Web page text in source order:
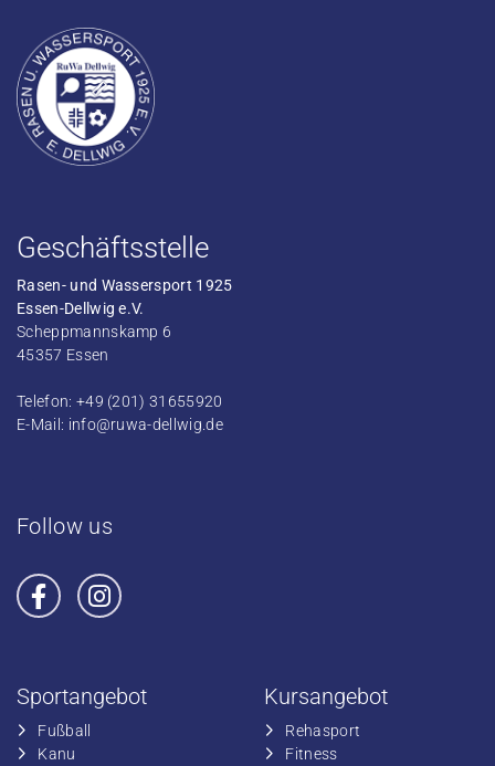
Geschäftsstelle
Rasen- und Wassersport 1925
Essen-Dellwig e.V.
Scheppmannskamp 6
45357 Essen
Telefon: +49 (201) 31655920
E-Mail: info@ruwa-dellwig.de
Follow us
Sportangebot
Fußball
​Kanu
Kursangebot
​Rehasport
​​Fitness